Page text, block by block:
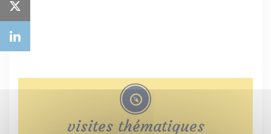
visites thématiques